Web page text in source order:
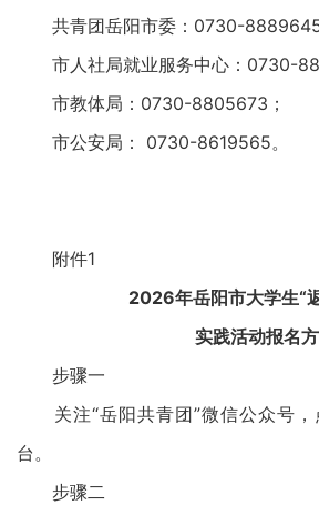
共青团岳阳市委：0730-8889645
市人社局就业服务中心：0730-
市教体局：0730-8805673；
市公安局： 0730-8619565。
附件1
2026年岳阳市大学生“
实践活动报名
步骤一
关注“岳阳共青团”微信公众号，
台。
步骤二